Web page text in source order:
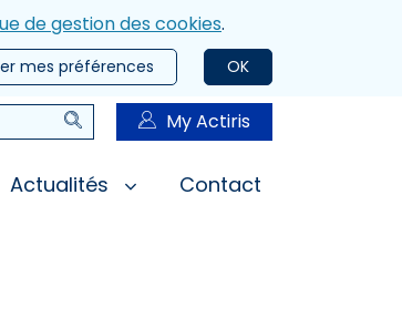
de gestion des cookies.
OK
mes préférences
RechercherMy Actiris
Actualités Contact